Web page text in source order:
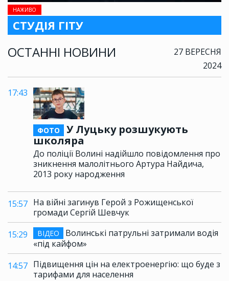
НАЖИВО
СТУДІЯ ГІТУ
ОСТАННІ НОВИНИ
27 ВЕРЕСНЯ
2024
17:43
ФОТО
У Луцьку розшукують
школяра
До поліції Волині надійшло повідомлення про
зникнення малолітнього Артура Найдича,
2013 року народження
15:57 На війні загинув Герой з Рожищенської
громади Сергій Шевчук
15:29
ВІДЕО
Волинські патрульні затримали водія
«під кайфом»
14:57 Підвищення цін на електроенергію: що буде з
тарифами для населення